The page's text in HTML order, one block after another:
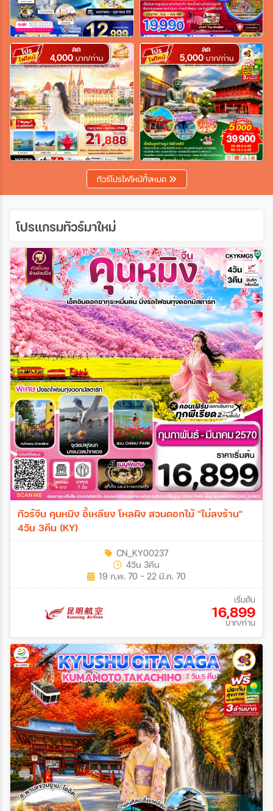
ตั้งแต่วันที่
ถึงวันที่
เฉพาะเดือน
เฉพาะเทศกาล
ค้นหา
ลด
4,000 บาท/ท่าน
ลด
5,000 บาท/ท่าน
ทัวร์โปรไฟไหม้ทั้งหมด
โปรแกรมทัวร์มาใหม่
ทัวร์จีน คุนหมิง อี้เหลียง โหลผิง สวนดอกไม้ "ไม่ลงร้าน"
4วัน 3คืน (KY)
CN_KY00237
4วัน 3คืน
19 ก.พ. 70 - 22 มี.ค. 70
เริ่มต้น
16,899
บาท/ท่าน